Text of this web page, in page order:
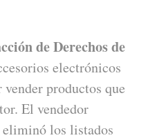
de Derechos de
electrónicos
productos que
El vendedor
eliminó los listados